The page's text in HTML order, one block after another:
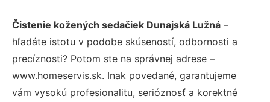
Čistenie kožených sedačiek Dunajská Lužná –
hľadáte istotu v podobe skúseností, odbornosti a
precíznosti? Potom ste na správnej adrese –
www.homeservis.sk. Inak povedané, garantujeme
vám vysokú profesionalitu, serióznosť a korektné